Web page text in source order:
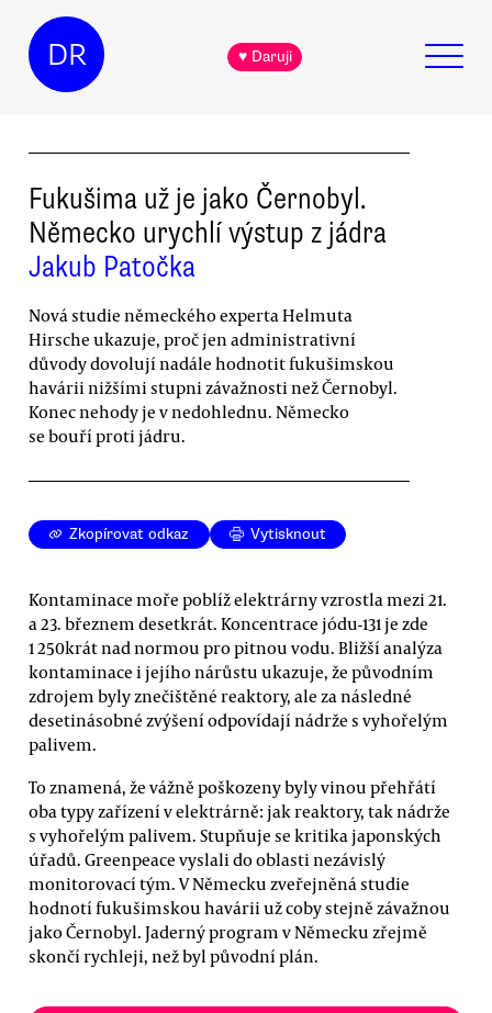
DR ♥ Daruji
Fukušima už je jako Černobyl.
Německo urychlí výstup z jádra
Jakub Patočka
Nová studie německého experta Helmuta
Hirsche ukazuje, proč jen administrativní
důvody dovolují nadále hodnotit fukušimskou
havárii nižšími stupni závažnosti než Černobyl.
Konec nehody je v nedohlednu. Německo
se bouří proti jádru.
Zkopírovat odkaz Vytisknout
Kontaminace moře poblíž elektrárny vzrostla mezi 21.
a 23. březnem desetkrát. Koncentrace jódu-131 je zde
1 250krát nad normou pro pitnou vodu. Bližší analýza
kontaminace i jejího nárůstu ukazuje, že původním
zdrojem byly znečištěné reaktory, ale za následné
desetinásobné zvýšení odpovídají nádrže s vyhořelým
palivem.
To znamená, že vážně poškozeny byly vinou přehřátí
oba typy zařízení v elektrárně: jak reaktory, tak nádrže
s vyhořelým palivem. Stupňuje se kritika japonských
úřadů. Greenpeace vyslali do oblasti nezávislý
monitorovací tým. V Německu zveřejněná studie
hodnotí fukušimskou havárii už coby stejně závažnou
jako Černobyl. Jaderný program v Německu zřejmě
skončí rychleji, než byl původní plán.